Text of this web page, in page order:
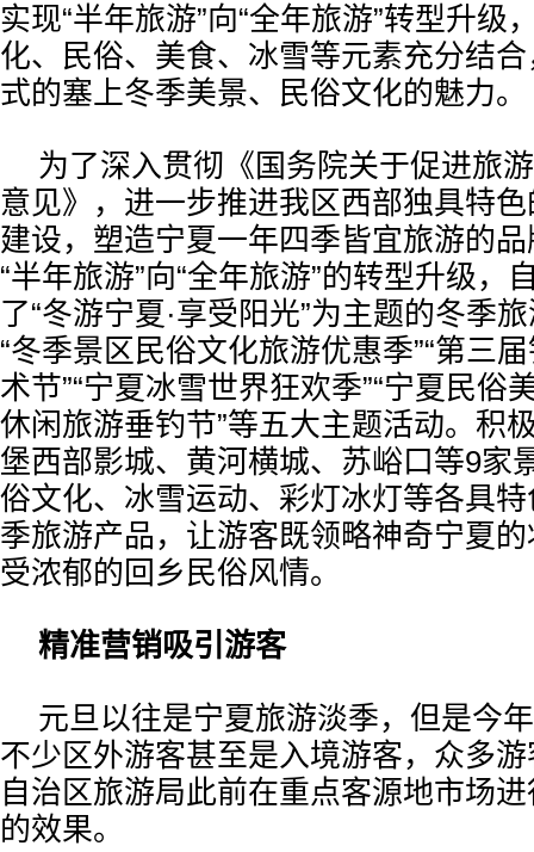
实现“半年旅游”向“全年旅游”转型升级
化、民俗、美食、冰雪等元素充分结
式的塞上冬季美景、民俗文化的魅力。
为了深入贯彻《国务院关于促进旅
意见》，进一步推进我区西部独具特
建设，塑造宁夏一年四季皆宜旅游的
“半年旅游”向“全年旅游”的转型升级，
了“冬游宁夏·享受阳光”为主题的冬季
“冬季景区民俗文化旅游优惠季”“第三
术节”“宁夏冰雪世界狂欢季”“宁夏民俗
休闲旅游垂钓节”等五大主题活动。积
堡西部影城、黄河横城、苏峪口等9家
俗文化、冰雪运动、彩灯冰灯等各具
季旅游产品，让游客既领略神奇宁夏
受浓郁的回乡民俗风情。
精准营销吸引游客
元旦以往是宁夏旅游淡季，但是今
不少区外游客甚至是入境游客，众多
自治区旅游局此前在重点客源地市场
的效果。